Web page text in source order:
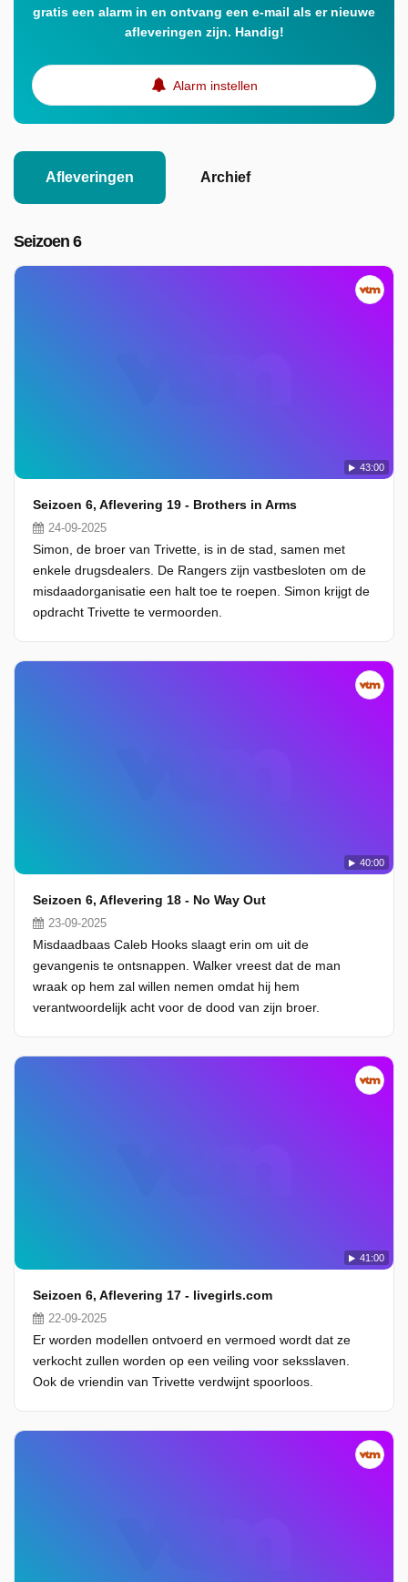
gratis een alarm in en ontvang een e-mail als er nieuwe
afleveringen zijn. Handig!
Alarm instellen
Afleveringen Archief
Seizoen 6
43:00
Seizoen 6, Aflevering 19 - Brothers in Arms
24-09-2025
Simon, de broer van Trivette, is in de stad, samen met
enkele drugsdealers. De Rangers zijn vastbesloten om de
misdaadorganisatie een halt toe te roepen. Simon krijgt de
opdracht Trivette te vermoorden.
40:00
Seizoen 6, Aflevering 18 - No Way Out
23-09-2025
Misdaadbaas Caleb Hooks slaagt erin om uit de
gevangenis te ontsnappen. Walker vreest dat de man
wraak op hem zal willen nemen omdat hij hem
verantwoordelijk acht voor de dood van zijn broer.
41:00
Seizoen 6, Aflevering 17 - livegirls.com
22-09-2025
Er worden modellen ontvoerd en vermoed wordt dat ze
verkocht zullen worden op een veiling voor seksslaven.
Ook de vriendin van Trivette verdwijnt spoorloos.